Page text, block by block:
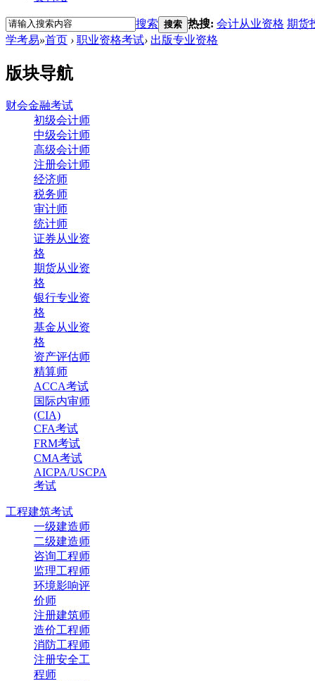
搜索 搜索 热搜: 会计从业资格 期货
学考易»首页 › 职业资格考试› 出版专业资格
版块导航
财会金融考试
初级会计师
中级会计师
高级会计师
注册会计师
经济师
税务师
审计师
统计师
证券从业资
格
期货从业资
格
银行专业资
格
基金从业资
格
资产评估师
精算师
ACCA考试
国际内审师
(CIA)
CFA考试
FRM考试
CMA考试
AICPA/USCPA
考试
工程建筑考试
一级建造师
二级建造师
咨询工程师
监理工程师
环境影响评
价师
注册建筑师
造价工程师
消防工程师
注册安全工
程师